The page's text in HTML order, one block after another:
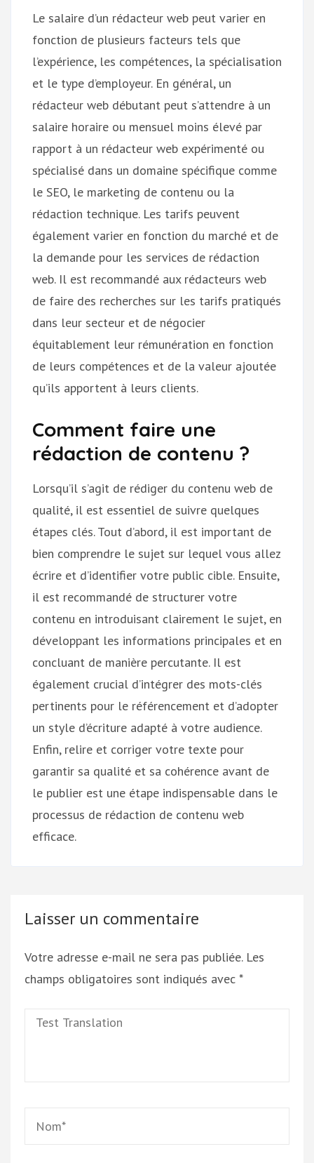
Le salaire d’un rédacteur web peut varier en
fonction de plusieurs facteurs tels que
l’expérience, les compétences, la spécialisation
et le type d’employeur. En général, un
rédacteur web débutant peut s’attendre à un
salaire horaire ou mensuel moins élevé par
rapport à un rédacteur web expérimenté ou
spécialisé dans un domaine spécifique comme
le SEO, le marketing de contenu ou la
rédaction technique. Les tarifs peuvent
également varier en fonction du marché et de
la demande pour les services de rédaction
web. Il est recommandé aux rédacteurs web
de faire des recherches sur les tarifs pratiqués
dans leur secteur et de négocier
équitablement leur rémunération en fonction
de leurs compétences et de la valeur ajoutée
qu’ils apportent à leurs clients.
Comment faire une
rédaction de contenu ?
Lorsqu’il s’agit de rédiger du contenu web de
qualité, il est essentiel de suivre quelques
étapes clés. Tout d’abord, il est important de
bien comprendre le sujet sur lequel vous allez
écrire et d’identifier votre public cible. Ensuite,
il est recommandé de structurer votre
contenu en introduisant clairement le sujet, en
développant les informations principales et en
concluant de manière percutante. Il est
également crucial d’intégrer des mots-clés
pertinents pour le référencement et d’adopter
un style d’écriture adapté à votre audience.
Enfin, relire et corriger votre texte pour
garantir sa qualité et sa cohérence avant de
le publier est une étape indispensable dans le
processus de rédaction de contenu web
efficace.
Laisser un commentaire
Votre adresse e-mail ne sera pas publiée. Les
champs obligatoires sont indiqués avec *
Test